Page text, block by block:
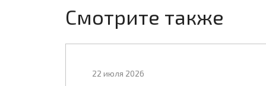
Смотрите также
22 июля 2026